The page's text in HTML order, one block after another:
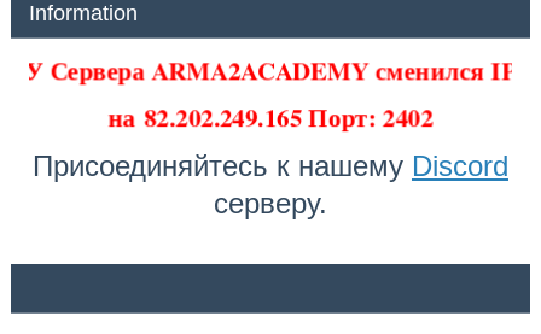
Information
У Сервера ARMA2ACADEMY сменился IP
на82.202.249.165 Порт: 2402
Присоединяйтесь к нашему Discord
серверу.